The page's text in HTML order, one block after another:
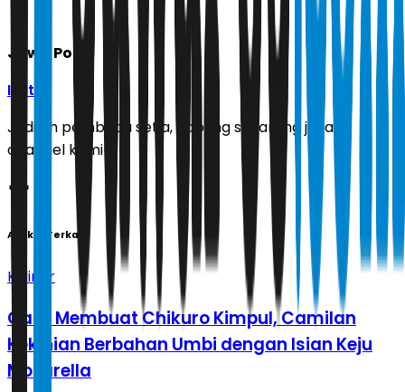
Jawa Pos
Ikuti
Jadilah pembaca setia, gabung sekarang juga di
channel kami!
Artikel Terkait
Kuliner
Cara Membuat Chikuro Kimpul, Camilan
Kekinian Berbahan Umbi dengan Isian Keju
Mozarella